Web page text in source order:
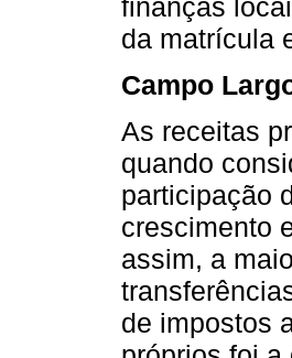
finanças
da matrícula
Campo
As receitas
quando
participação
crescimento
assim, a
de impostos